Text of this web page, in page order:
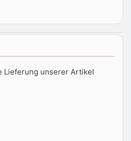
Lieferung unserer Artikel